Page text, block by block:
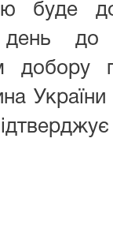
буде
до
добору